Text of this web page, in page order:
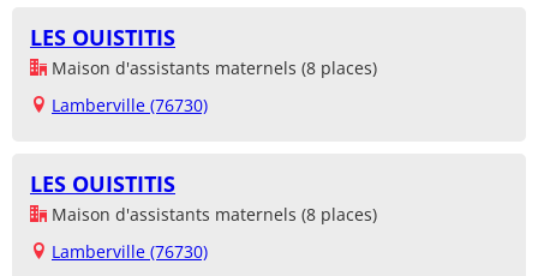
LES OUISTITIS
Maison d'assistants maternels (8 places)
Lamberville (76730)
LES OUISTITIS
Maison d'assistants maternels (8 places)
Lamberville (76730)